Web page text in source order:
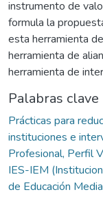
instrumento de
formula la
esta herramienta
herramienta de
herramienta de
Palabras clave
Prácticas para
instituciones e
Profesional, Perfil
IES-IEM
de Educación